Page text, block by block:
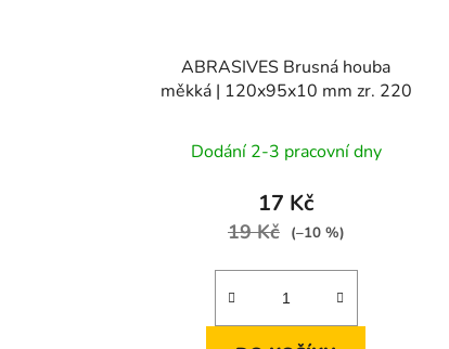
ABRASIVES Brusná houba
měkká | 120x95x10 mm zr. 220
Dodání 2-3 pracovní dny
17 Kč
19 Kč (–10 %)